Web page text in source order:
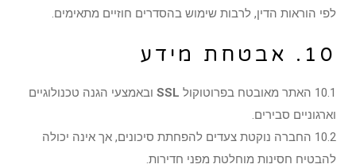
לפי הוראות הדין, לרבות שימוש בהסדרים חוזיים מתאימים.
10. אבטחת מידע
10.1 האתר מאובטח בפרוטוקול SSL ובאמצעי הגנה טכנולוגיים
וארגוניים סבירים.
10.2 החברה נוקטת צעדים להפחתת סיכונים, אך אינה יכולה
להבטיח חסינות מוחלטת מפני חדירות.